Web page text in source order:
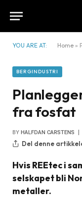
YOU ARE AT: Home »
BERGINDUSTRI
fra fosfat
BY HALFDAN CARSTENS
Del denne
Hvis REEtec i
selskapet bli
metaller.